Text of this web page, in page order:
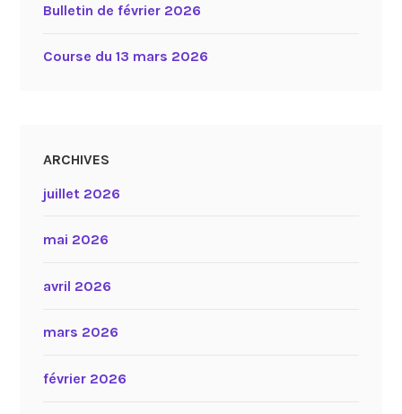
Bulletin de février 2026
Course du 13 mars 2026
ARCHIVES
juillet 2026
mai 2026
avril 2026
mars 2026
février 2026